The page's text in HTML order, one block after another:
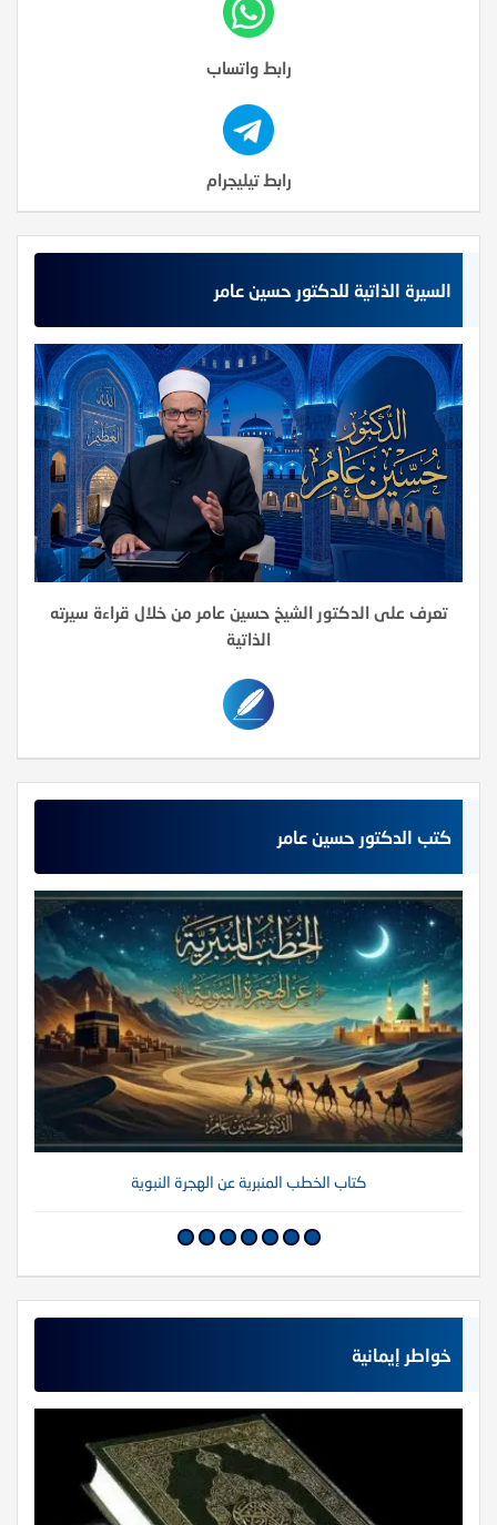
رابط واتساب
رابط تيليجرام
السيرة الذاتية للدكتور حسين عامر
تعرف على الدكتور الشيخ حسين عامر من خلال قراءة سيرته
الذاتية
كتب الدكتور حسين عامر
كتاب الخطب المنبرية عن الهجرة النبوية
خواطر إيمانية